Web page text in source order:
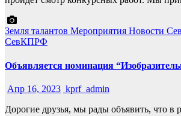
Земля талантов Мероприятия Новости
СевКПРФ
Объявляется номинация
Апр 16, 2023 kprf_admin
Дорогие друзья, мы рады объявить, что в